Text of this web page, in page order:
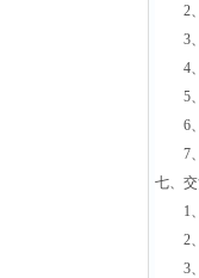
2、
3、
4、
5、
6、
7、
七、
1、
2、
3、